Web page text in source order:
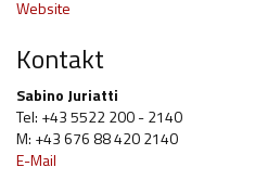
Website
Kontakt
Sabino Juriatti
Tel: +43 5522 200 - 2140
M: +43 676 88 420 2140
E-Mail
Gesundheitliche Rehabilitation
Hilfsmittel und Heilbehelfe
Kindheit und Jugend
Selbsthilfe und Selbstvertretung